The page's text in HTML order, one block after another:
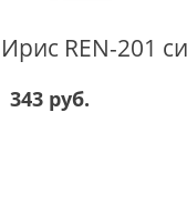
Ирис REN-201
343 руб.